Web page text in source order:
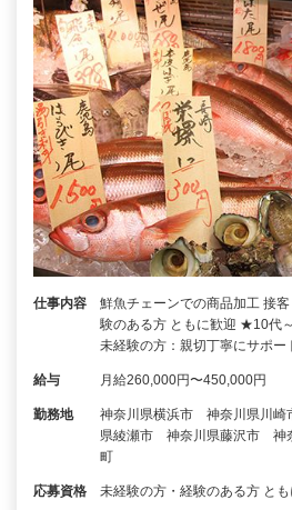
仕事内容
鮮魚チェーンでの商品加工 接
験のある方 ともに歓迎 ★10代
未経験の方：親切丁寧にサポー
給与 月給260,000円〜450,000円
勤務地
神奈川県横浜市 神奈川県川
県綾瀬市 神奈川県藤沢市 神
町
応募資格 未経験の方・経験のある方 と